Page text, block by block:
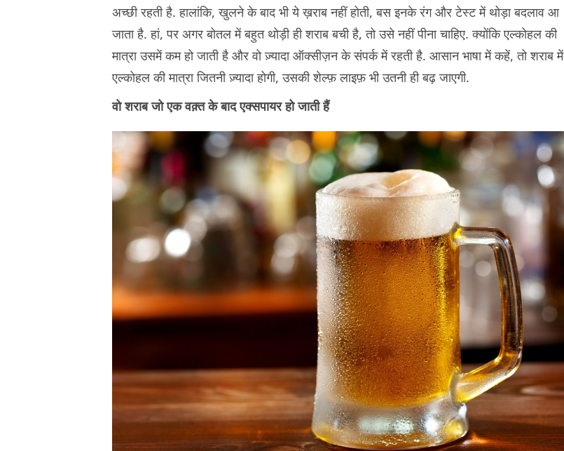
अच्छी रहती है. हालांकि, खुलने के बाद भी ये ख़राब नहीं होती, बस इनके रंग और टेस्ट में थोड़ा बदलाव आ
जाता है. हां, पर अगर बोतल में बहुत थोड़ी ही शराब बची है, तो उसे नहीं पीना चाहिए. क्योंकि एल्कोहल की
मात्रा उसमें कम हो जाती है और वो ज़्यादा ऑक्सीज़न के संपर्क में रहती है. आसान भाषा में कहें, तो शराब में
एल्कोहल की मात्रा जितनी ज़्यादा होगी, उसकी शेल्फ़ लाइफ़ भी उतनी ही बढ़ जाएगी.
वो शराब जो एक वक़्त के बाद एक्सपायर हो जाती हैं